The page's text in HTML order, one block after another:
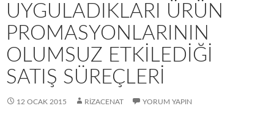
UYGULADIKLARI ÜRÜN
PROMASYONLARININ
OLUMSUZ ETKILEDIĞI
SATIŞ SÜREÇLERI
12 OCAK 2015 RIZACENAT YORUM YAPIN